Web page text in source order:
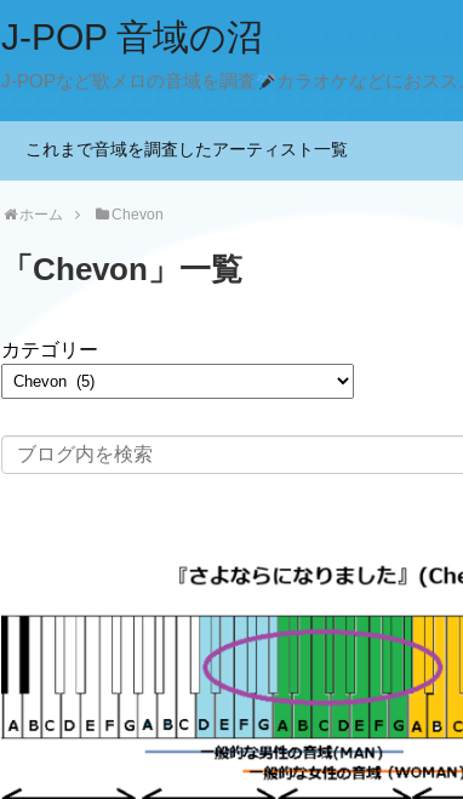
J-POP 音域の沼
J-POPなど歌メロの音域を調査 カラオケなどにおスス
これまで音域を調査したアーティスト一覧
ホーム Chevon
「 Chevon 」 一覧
カテゴリー